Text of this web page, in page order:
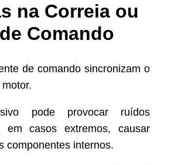
na Correia ou
Comando
de comando sincronizam o
pode provocar ruídos
em casos extremos, causar
componentes internos.